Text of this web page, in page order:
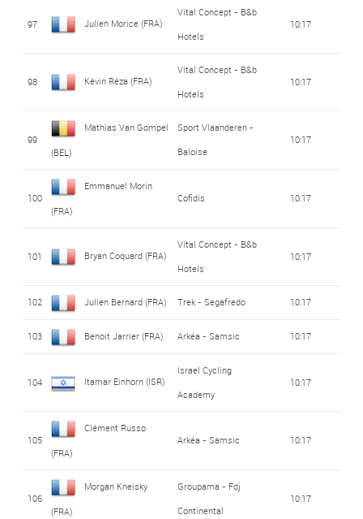
97 Julien Morice (FRA)
Vital Concept - B&b
Hotels
10:17
98 Kévin Réza (FRA)
Vital Concept - B&b
Hotels
10:17
99
Mathias Van Gompel
(BEL)
Sport Vlaanderen -
Baloise
10:17
100
Emmanuel Morin
(FRA)
Cofidis 10:17
101 Bryan Coquard (FRA)
Vital Concept - B&b
Hotels
10:17
102 Julien Bernard (FRA) Trek - Segafredo 10:17
103 Benoit Jarrier (FRA) Arkéa - Samsic 10:17
104 Itamar Einhorn (ISR)
Israel Cycling
Academy
10:17
105
Clément Russo
(FRA)
Arkéa - Samsic 10:17
106
Morgan Kneisky
(FRA)
Groupama - Fdj
Continental
10:17